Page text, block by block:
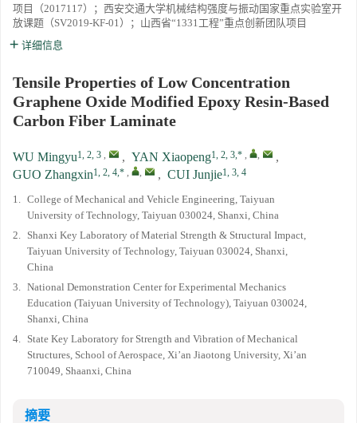
项目（2017117）；西安交通大学机械结构强度与振动国家重点实验室开
放课题（SV2019-KF-01）；山西省“1331工程”重点创新团队项目
详细信息
Tensile Properties of Low Concentration
Graphene Oxide Modified Epoxy Resin-Based
Carbon Fiber Laminate
WU Mingyu1, 2, 3 , , YAN Xiaopeng1, 2, 3,* , ,
,
GUO Zhangxin1, 2, 4,* , , , CUI Junjie1, 3, 4
1. College of Mechanical and Vehicle Engineering, Taiyuan
University of Technology, Taiyuan 030024, Shanxi, China
2. Shanxi Key Laboratory of Material Strength & Structural Impact,
Taiyuan University of Technology, Taiyuan 030024, Shanxi,
China
3. National Demonstration Center for Experimental Mechanics
Education (Taiyuan University of Technology), Taiyuan 030024,
Shanxi, China
4. State Key Laboratory for Strength and Vibration of Mechanical
Structures, School of Aerospace, Xi’an Jiaotong University, Xi’an
710049, Shaanxi, China
摘要